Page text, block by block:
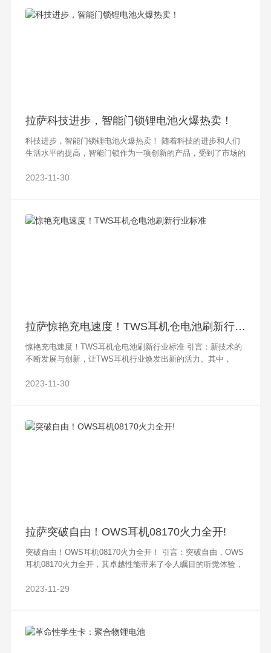
拉萨科技进步，智能门锁锂电池火爆热卖！
科技进步，智能门锁锂电池火爆热卖！ 随着科技的进步和人们
生活水平的提高，智能门锁作为一项创新的产品，受到了市场的
费者关注的焦点。本文将从科技进步
2023-11-30
拉萨惊艳充电速度！TWS耳机仓电池刷新行业标准
惊艳充电速度！TWS耳机仓电池刷新行业标准 引言：新技术的
不断发展与创新，让TWS耳机行业焕发出新的活力。其中，
高了用户体验，还刷新了行业的标准
2023-11-30
拉萨突破自由！OWS耳机08170火力全开!
突破自由！OWS耳机08170火力全开！ 引言：突破自由，OWS
耳机08170火力全开，其卓越性能带来了令人瞩目的听觉体验，
计、音质、适用性、
2023-11-29